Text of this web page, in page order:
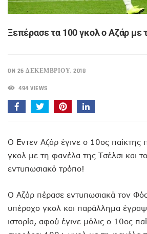
Ξεπέρασε τα 100 γκολ ο Αζάρ με
ON 26 ΔΕΚΕΜΒΡΊΟΥ, 2018
494 VIEWS
Ο Εντεν Αζάρ έγινε ο 10ος παίκτης
γκολ με τη φανέλα της Τσέλσι και
εντυπωσιακό τρόπο!
Ο Αζάρ πέρασε εντυπωσιακά τον
υπέροχο γκολ και παράλλημα
ιστορία, αφού έγινε μόλις ο 10ος